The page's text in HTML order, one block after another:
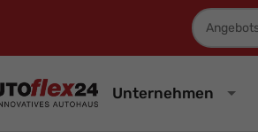
Unternehmen